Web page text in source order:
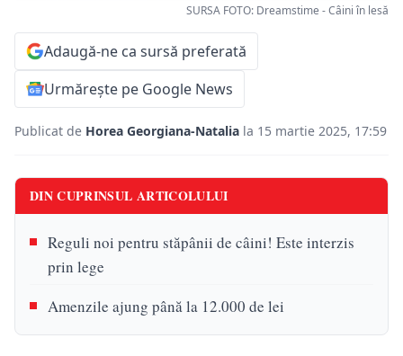
SURSA FOTO: Dreamstime - Câini în lesă
Adaugă-ne ca sursă preferată
Urmărește pe Google News
Publicat de Horea Georgiana-Natalia la 15 martie 2025, 17:59
DIN CUPRINSUL ARTICOLULUI
Reguli noi pentru stăpânii de câini! Este interzis
prin lege
Amenzile ajung până la 12.000 de lei